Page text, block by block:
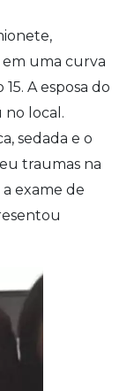
uma curva
A esposa do
no local.
sedada e o
traumas na
exame de